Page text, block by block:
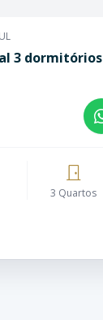
3 dormitórios
3 Quartos